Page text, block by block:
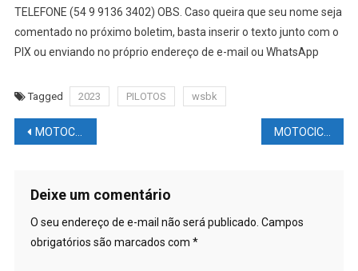
TELEFONE (54 9 9136 3402) OBS. Caso queira que seu nome seja
comentado no próximo boletim, basta inserir o texto junto com o
PIX ou enviando no próprio endereço de e-mail ou WhatsApp
Tagged 2023 PILOTOS wsbk
Navegação
Post
MOTOCICLISMO NEWS – MOTOGP: Temporada 2023: calendário de apresentação das equipes MOTOCICLISMO NEWS – MOTOGP: Quem gere os pilotos e as equipes?
Deixe um comentário
O seu endereço de e-mail não será publicado. Campos
obrigatórios são marcados com *